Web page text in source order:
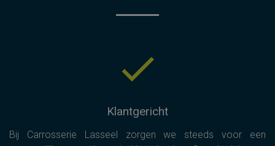
Klantgericht
Bij Carrosserie Lasseel zorgen we steeds voor een